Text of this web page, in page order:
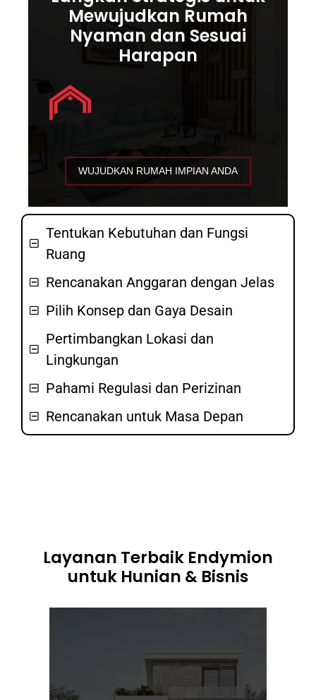
Mewujudkan Rumah
Nyaman dan Sesuai
Harapan
WUJUDKAN RUMAH IMPIAN ANDA
Tentukan Kebutuhan dan Fungsi
Ruang
Rencanakan Anggaran dengan Jelas
Pilih Konsep dan Gaya Desain
Pertimbangkan Lokasi dan
Lingkungan
Pahami Regulasi dan Perizinan
Rencanakan untuk Masa Depan
Layanan Terbaik Endymion
untuk Hunian & Bisnis